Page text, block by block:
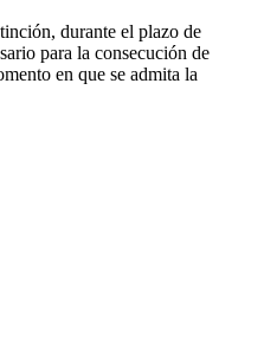
durante el plazo de
para la consecución de
en que se admita la